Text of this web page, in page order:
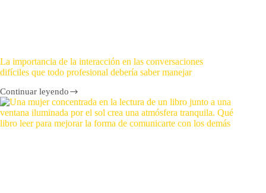
La importancia de la interacción en las conversaciones
difíciles que todo profesional debería saber manejar
Continuar leyendo